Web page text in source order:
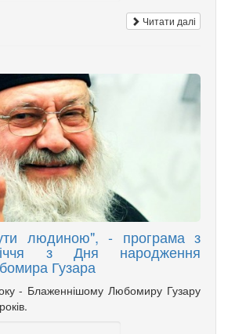
Читати далі
людиною", - програма з
з Дня народження
Гузара
- Блаженнішому Любомиру Гузару